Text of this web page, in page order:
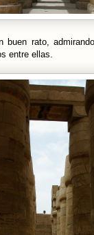
buen rato,
entre ellas.